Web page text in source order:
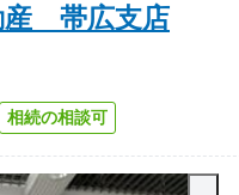
産 帯広支店
相続の相談可